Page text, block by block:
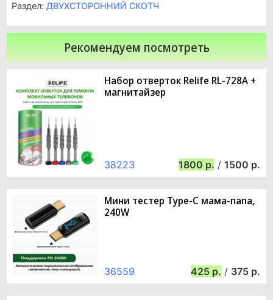
Раздел: ДВУХСТОРОННИЙ СКОТЧ
Рекомендуем посмотреть
Набор отверток Relife RL-728A +
магнитайзер
38223 1800 / 1500
Мини тестер Type-C мама-папа,
240W
36559 425 / 375